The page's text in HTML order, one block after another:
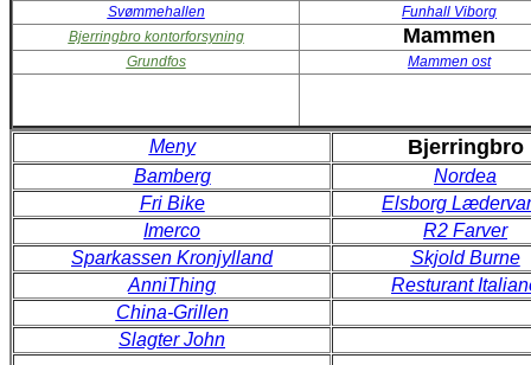
Svømmehallen
Funhall Viborg
Bjerringbro kontorforsyning
Mammen
Grundfos Mammen ost
Meny Bjerringbro
Bamberg
Nordea
Fri Bike
Elsborg
Imerco
R2 Farver
Sparkassen Kronjylland
Skjold Burne
AnniThing
Resturant
China-Grillen
Slagter John